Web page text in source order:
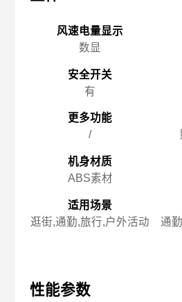
风速电量显示
数显
安全开关
有
更多功能
/
机身材质
ABS素材
适用场景
逛街,通勤,旅行,户外活动
性能参数
通